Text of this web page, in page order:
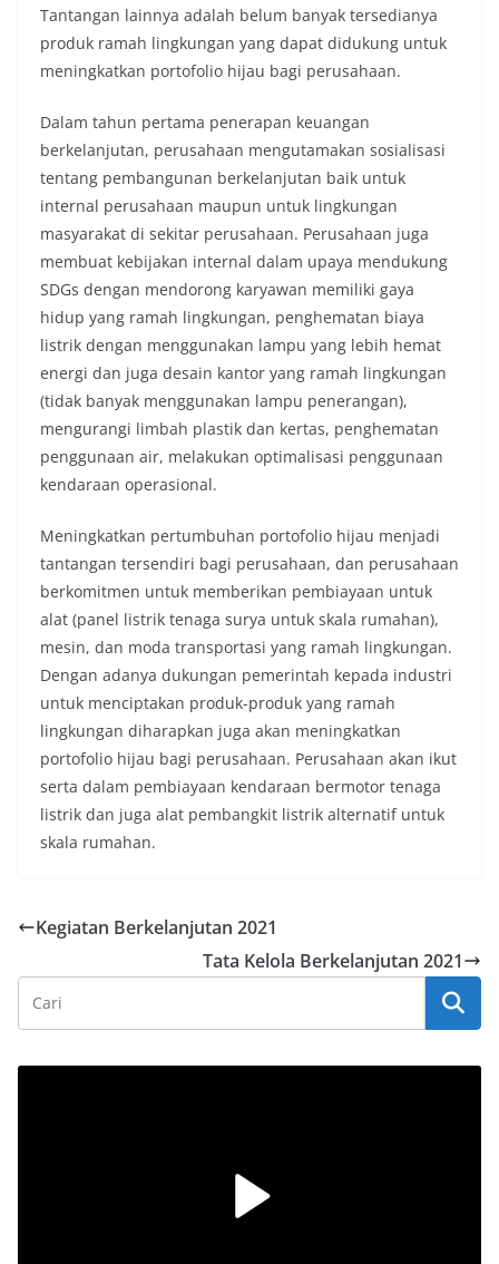
Tantangan lainnya adalah belum banyak tersedianya
produk ramah lingkungan yang dapat didukung untuk
meningkatkan portofolio hijau bagi perusahaan.
Dalam tahun pertama penerapan keuangan
berkelanjutan, perusahaan mengutamakan sosialisasi
tentang pembangunan berkelanjutan baik untuk
internal perusahaan maupun untuk lingkungan
masyarakat di sekitar perusahaan. Perusahaan juga
membuat kebijakan internal dalam upaya mendukung
SDGs dengan mendorong karyawan memiliki gaya
hidup yang ramah lingkungan, penghematan biaya
listrik dengan menggunakan lampu yang lebih hemat
energi dan juga desain kantor yang ramah lingkungan
(tidak banyak menggunakan lampu penerangan),
mengurangi limbah plastik dan kertas, penghematan
penggunaan air, melakukan optimalisasi penggunaan
kendaraan operasional.
Meningkatkan pertumbuhan portofolio hijau menjadi
tantangan tersendiri bagi perusahaan, dan perusahaan
berkomitmen untuk memberikan pembiayaan untuk
alat (panel listrik tenaga surya untuk skala rumahan),
mesin, dan moda transportasi yang ramah lingkungan.
Dengan adanya dukungan pemerintah kepada industri
untuk menciptakan produk-produk yang ramah
lingkungan diharapkan juga akan meningkatkan
portofolio hijau bagi perusahaan. Perusahaan akan ikut
serta dalam pembiayaan kendaraan bermotor tenaga
listrik dan juga alat pembangkit listrik alternatif untuk
skala rumahan.
Kegiatan Berkelanjutan 2021
Tata Kelola Berkelanjutan 2021